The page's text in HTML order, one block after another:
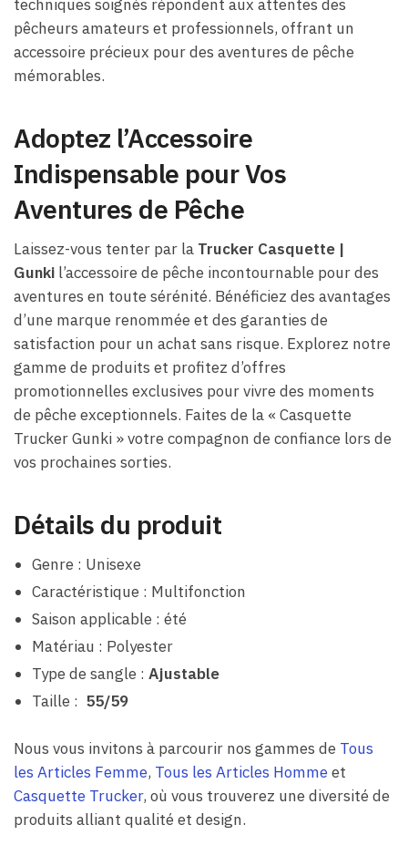
techniques soignés répondent aux attentes des
pêcheurs amateurs et professionnels, offrant un
accessoire précieux pour des aventures de pêche
mémorables.
Adoptez l’Accessoire
Indispensable pour Vos
Aventures de Pêche
Laissez-vous tenter par la Trucker Casquette |
Gunki l’accessoire de pêche incontournable pour des
aventures en toute sérénité. Bénéficiez des avantages
d’une marque renommée et des garanties de
satisfaction pour un achat sans risque. Explorez notre
gamme de produits et profitez d’offres
promotionnelles exclusives pour vivre des moments
de pêche exceptionnels. Faites de la « Casquette
Trucker Gunki » votre compagnon de confiance lors de
vos prochaines sorties.
Détails du produit
Genre : Unisexe
Caractéristique : Multifonction
Saison applicable : été
Matériau : Polyester
Type de sangle : Ajustable
Taille : 55/59
Nous vous invitons à parcourir nos gammes de Tous
les Articles Femme, Tous les Articles Hommeet
Casquette Trucker, où vous trouverez une diversité de
produits alliant qualité et design.